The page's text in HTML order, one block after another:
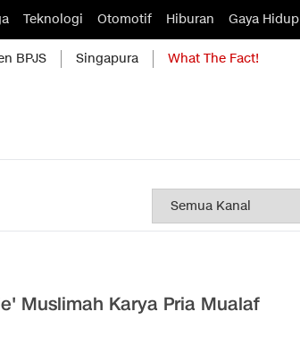
Teknologi Otomotif Hiburan Gaya Hidup
BPJS Singapura What The Fact!
Muslimah Karya Pria Mualaf